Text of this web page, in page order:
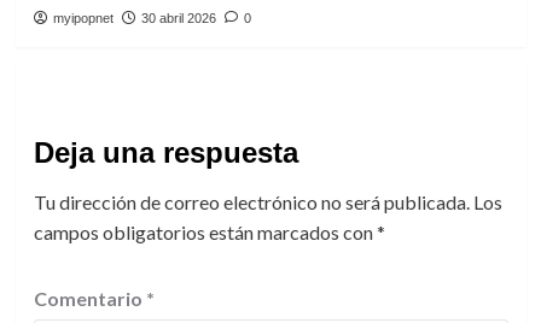
myipopnet 30 abril 2026 0
Deja una respuesta
Tu dirección de correo electrónico no será publicada. Los
campos obligatorios están marcados con*
Comentario *